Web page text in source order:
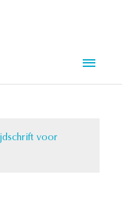
voor